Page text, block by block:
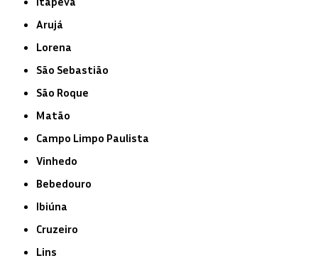
Arujá
Lorena
São Sebastião
São Roque
Matão
Campo Limpo Paulista
Vinhedo
Bebedouro
Ibiúna
Cruzeiro
Lins